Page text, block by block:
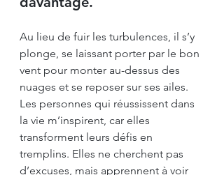
Au lieu de fuir les turbulences, il s’y
plonge, se laissant porter par le bon
vent pour monter au-dessus des
nuages et se reposer sur ses ailes.
Les personnes qui réussissent dans
la vie m’inspirent, car elles
transforment leurs défis en
tremplins. Elles ne cherchent pas
d’excuses, mais apprennent à voir